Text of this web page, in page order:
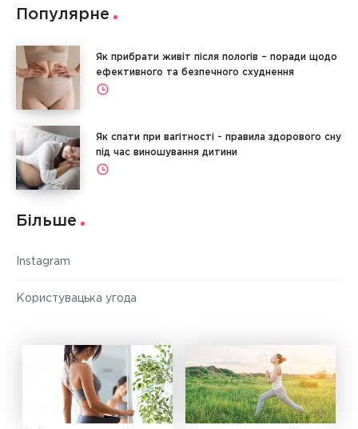
Популярне
Як прибрати живіт після пологів – поради щодо
ефективного та безпечного схуднення
Як спати при вагітності - правила здорового сну
під час виношування дитини
Більше
Instagram
Користувацька угода